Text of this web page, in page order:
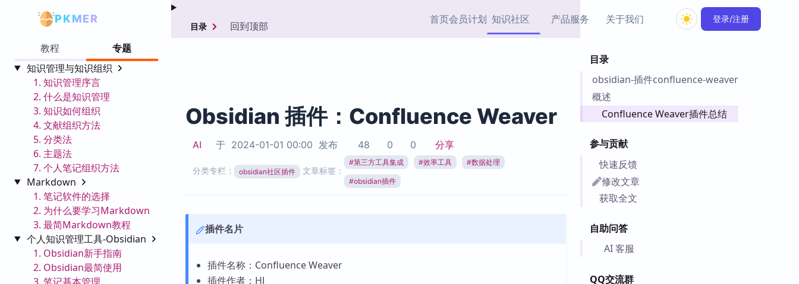
PKMER 首页会员计划 知识社区
协作者
热门链接Top5
产品服务
载
加速访问 Obsidian 官方
市场
Zotero 插件
PKMer 出品的闪念笔记
Obsidian 教程
关于我们 登录/注册
教程
专题
知识管理与知识组织
1. 知识管理序言
2. 什么是知识管理
3. 知识如何组织
4. 文献组织方法
5. 分类法
6. 主题法
7. 个人笔记组织方法
Markdown
1. 笔记软件的选择
2. 为什么要学习Markdown
3. 最简Markdown教程
个人知识管理工具-Obsidian
1. Obsidian新手指南
2. Obsidian最简使用
3. 笔记基本管理
目录
obsidian-插件confluence-weaver
概述
Confluence Weaver插件总结
参与贡献
快速反馈
修改文章
获取全文
自助问答
AI 客服
QQ交流群
目录 回到顶部
Obsidian 插件：Confluence Weaver
AI 于 2024-01-01 00:00 发布 48 0 0 分享
分类专栏： obsidian社区插件 文章标签：
#第三方工具集成 #效率工具 #数据处理
#obsidian插件
插件名片
插件名称：Confluence Weaver
插件作者：HJ